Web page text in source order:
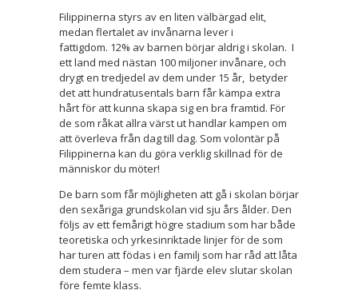
Filippinerna styrs av en liten välbärgad elit,
medan flertalet av invånarna lever i
fattigdom. 12% av barnen börjar aldrig i skolan. I
ett land med nästan 100 miljoner invånare, och
drygt en tredjedel av dem under 15 år, betyder
det att hundratusentals barn får kämpa extra
hårt för att kunna skapa sig en bra framtid. För
de som råkat allra värst ut handlar kampen om
att överleva från dag till dag. Som volontär på
Filippinerna kan du göra verklig skillnad för de
människor du möter!
De barn som får möjligheten att gå i skolan börjar
den sexåriga grundskolan vid sju års ålder. Den
följs av ett femårigt högre stadium som har både
teoretiska och yrkesinriktade linjer för de som
har turen att födas i en familj som har råd att låta
dem studera – men var fjärde elev slutar skolan
före femte klass.